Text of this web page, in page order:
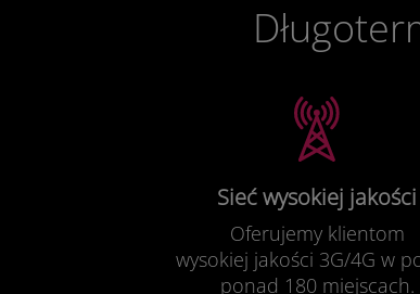
Sieć wysokiej jakości
Oferujemy klientom
wysokiej jakości 3G/4G w
ponad 180 miejscach.